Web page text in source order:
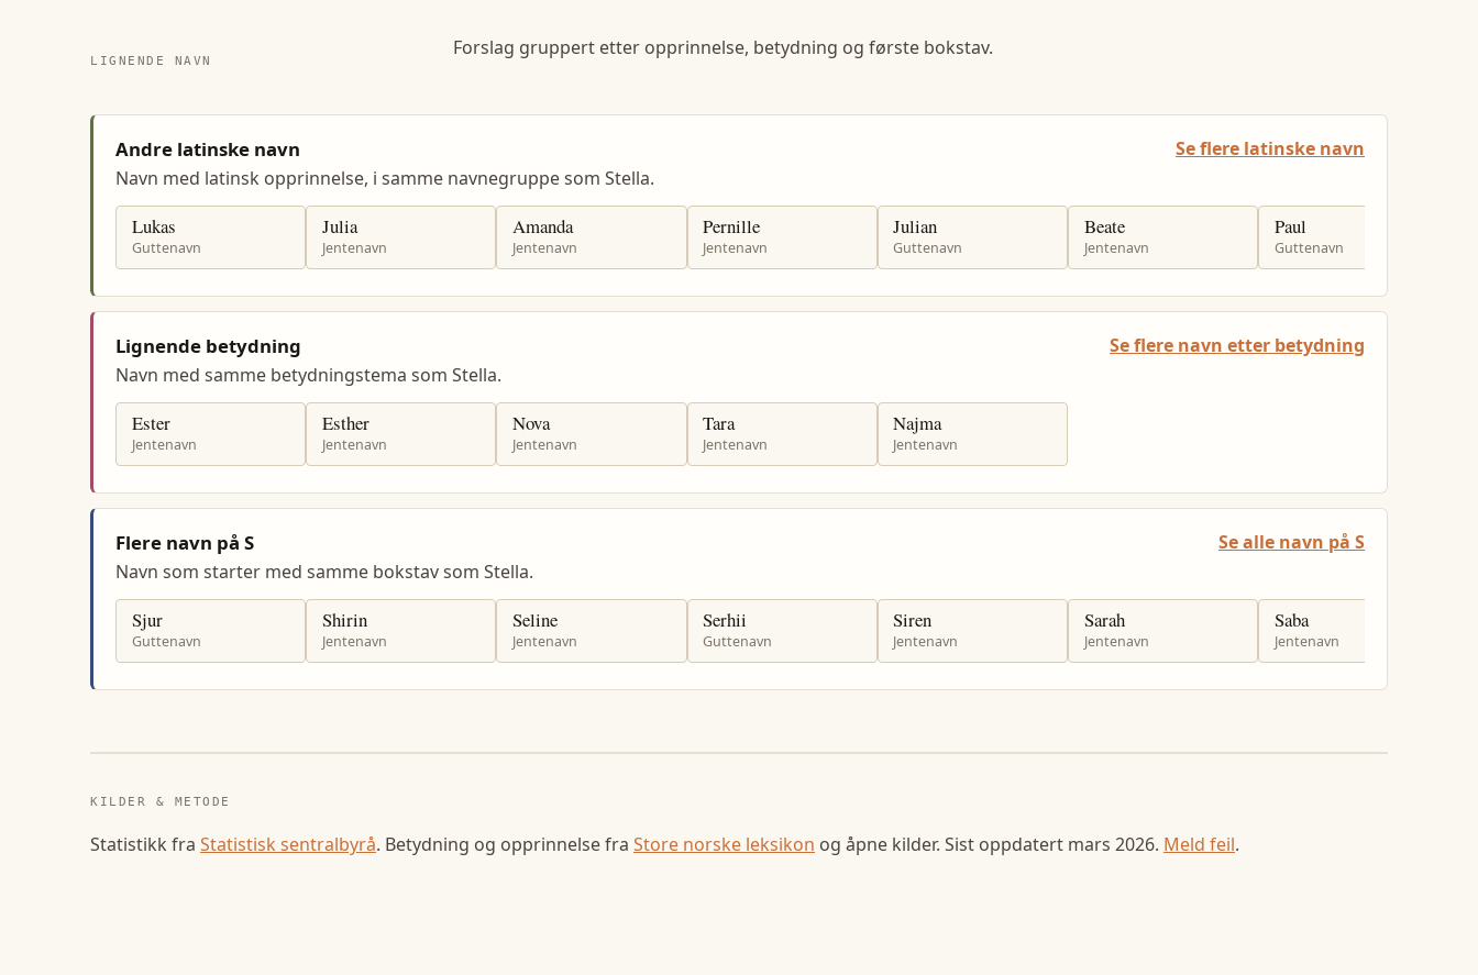
LIGNENDE NAVN
Forslag gruppert etter opprinnelse, betydning og første bokstav.
Andre latinske navn
Navn med latinsk opprinnelse, i samme navnegruppe som Stella.
Se flere latinske navn
Lukas
Guttenavn
Julia
Jentenavn
Amanda
Jentenavn
Pernille
Jentenavn
Julian
Guttenavn
Beate
Jentenavn
Paul
Guttenavn
Lignende betydning
Navn med samme betydningstema som Stella.
Se flere navn etter betydning
Ester
Jentenavn
Esther
Jentenavn
Nova
Jentenavn
Tara
Jentenavn
Najma
Jentenavn
Flere navn på S
Navn som starter med samme bokstav som Stella.
Se alle navn på S
Sjur
Guttenavn
Shirin
Jentenavn
Seline
Jentenavn
Serhii
Guttenavn
Siren
Jentenavn
Sarah
Jentenavn
Saba
Jentenavn
KILDER & METODE
Statistikk fra Statistisk sentralbyrå. Betydning og opprinnelse fra Store norske leksikon og åpne kilder. Sist oppdatert mars 2026. Meld feil.